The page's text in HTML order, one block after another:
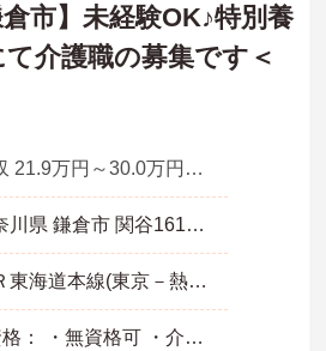
倉市】未経験OK♪特別養
介護職の募集です＜
月収 21.9万円～30.0万円夜勤月4回想定(1回8000円)
神奈川県 鎌倉市 関谷1610-1
ＪＲ東海道本線(東京－熱海)「藤沢駅」バス・車15分
■資格： ・無資格可 ・介護職員初任者研修歓迎 ・実務者研修歓迎 ・介護福祉士歓迎 ■経験： ・未経験可 ・ブランク可 ・新卒可 ■普通自動車運転免許： 記載なし★コピー不要★